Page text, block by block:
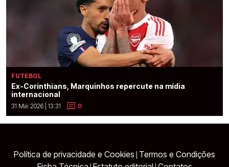
FUTEBOL
Ex-Corinthians, Marquinhos repercute na mídia
internacional
31 Mai 2026 | 13:31 0
Política de privacidade e Cookies Termos e Condições